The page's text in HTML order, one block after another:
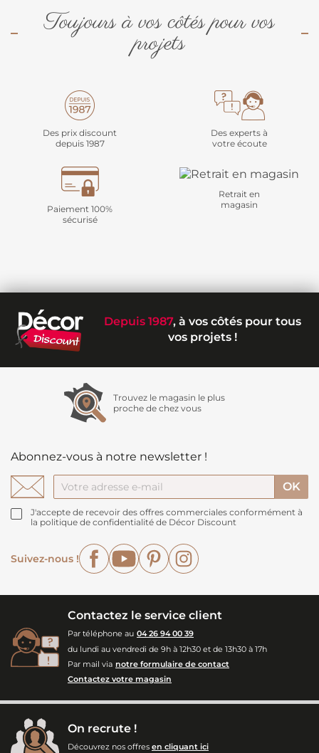
Toujours à vos côtés pour vos
projets
Des prix discount
depuis 1987
Des experts à
votre écoute
Paiement 100%
sécurisé
Retrait en
magasin
Depuis 1987, à vos côtés pour tous
vos projets !
Trouvez le magasin le plus
proche de chez vous
Abonnez-vous à notre newsletter !
J'accepte de recevoir des offres commerciales conformément à
la politique de confidentialité de Décor Discount
Suivez-nous !
FacebookYouTubePinterest
Contactez le service client
Par téléphone au 04 26 94 00 39
du lundi au vendredi de 9h à 12h30 et de 13h30 à 17h
Par mail via notre formulaire de contact
Contactez votre magasin
On recrute !
Découvrez nos offres en cliquant ici